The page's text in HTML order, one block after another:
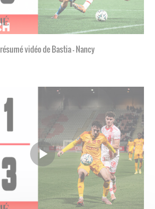
résumé vidéo de Bastia - Nancy